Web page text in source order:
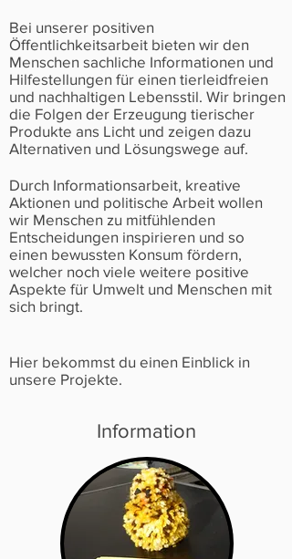
Bei unserer positiven
Öffentlichkeitsarbeit bieten wir den
Menschen sachliche Informationen und
Hilfestellungen für einen tierleidfreien
und nachhaltigen Lebensstil. Wir bringen
die Folgen der Erzeugung tierischer
Produkte ans Licht und zeigen dazu
Alternativen und Lösungswege auf.
Durch Informationsarbeit, kreative
Aktionen und politische Arbeit wollen
wir Menschen zu mitfühlenden
Entscheidungen inspirieren und so
einen bewussten Konsum fördern,
welcher noch viele weitere positive
Aspekte für Umwelt und Menschen mit
sich bringt.
Hier bekommst du einen Einblick in
unsere Projekte.
Information